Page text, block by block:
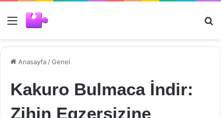
Menü
Anasayfa /Genel
Kakuro Bulmaca İndir:
Zihin Egzersizine